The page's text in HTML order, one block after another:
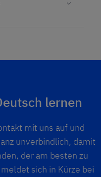
lernen
mit uns auf und
unverbindlich, damit
der am besten zu
sich in Kürze bei